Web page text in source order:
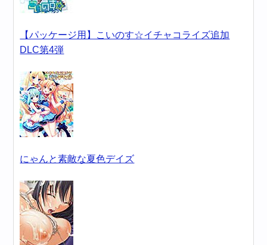
【パッケージ用】こいのす☆イチャコライズ追加
DLC第4弾
にゃんと素敵な夏色デイズ